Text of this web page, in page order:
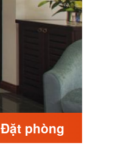
Đặt phòng